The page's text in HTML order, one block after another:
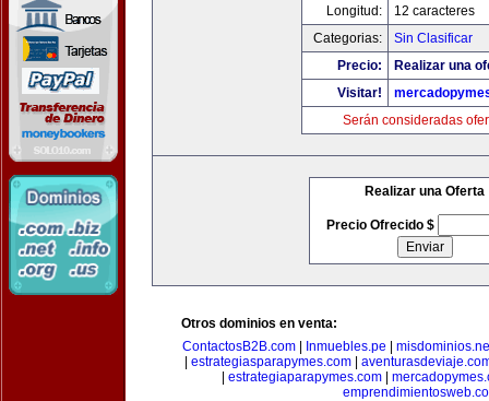
Longitud:
12 caracteres
Categorias:
Sin Clasificar
Precio:
Realizar una
Visitar!
Serán consideradas
Realizar una Oferta
Precio Ofrecido $
Otros dominios en venta:
ContactosB2B.com
Inmuebles.pe
estrategiasparapymes.com|
estrategiaparapymes.com|